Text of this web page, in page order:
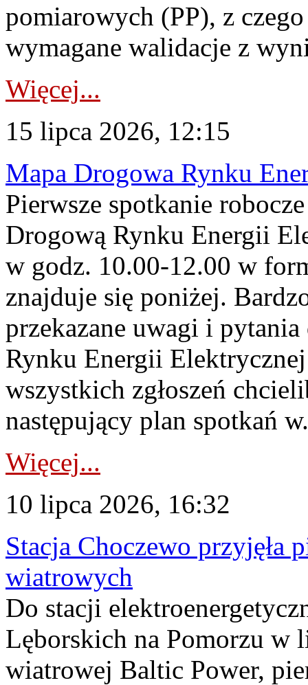
pomiarowych (PP), z
wymagane walidacje z
Więcej...
15 lipca 2026, 12:15
Mapa Drogowa Rynku
Pierwsze spotkanie
Drogową Rynku Energii
w godz. 10.00-12.00 w
znajduje się poniżej.
przekazane uwagi i
Rynku Energii
wszystkich zgłoszeń
następujący plan spotkań
Więcej...
10 lipca 2026, 16:32
Stacja Choczewo przyjęła
wiatrowych
Do stacji
Lęborskich na Pomorzu w
wiatrowej Baltic Power,